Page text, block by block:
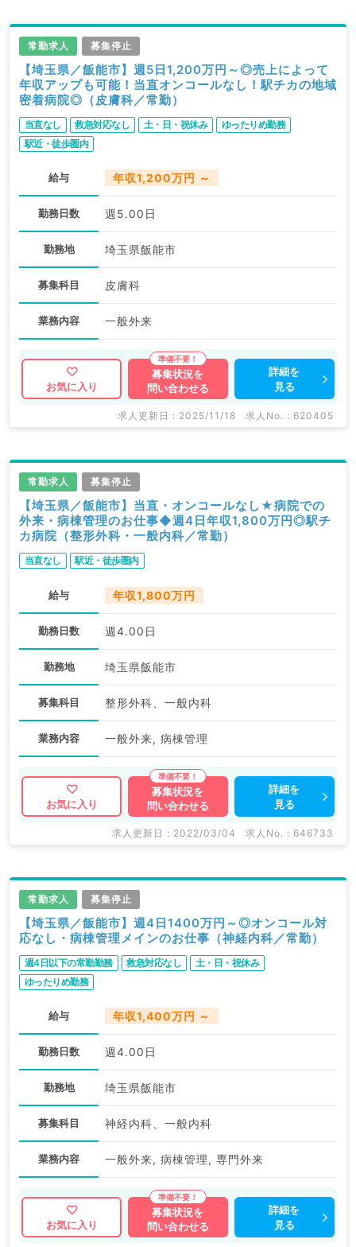
常勤求人 募集停止
【埼玉県／飯能市】週5日1,200万円～◎売上によって
年収アップも可能！当直オンコールなし！駅チカの地域
密着病院◎（皮膚科／常勤）
当直なし 救急対応なし 土・日・祝休み
ゆったりめ勤務
駅近・徒歩圏内
給与 年収1,200万円 ～
勤務日数 週5.00日
勤務地 埼玉県飯能市
募集科目 皮膚科
業務内容 一般外来
お気に入り
募集状況を
問い合わせる
詳細を
見る
求人更新日 : 2025/11/18 求人No. : 620405
常勤求人 募集停止
【埼玉県／飯能市】当直・オンコールなし★病院での
外来・病棟管理のお仕事◆週4日年収1,800万円◎駅チ
カ病院（整形外科・一般内科／常勤）
当直なし 駅近・徒歩圏内
給与 年収1,800万円
勤務日数 週4.00日
勤務地 埼玉県飯能市
募集科目 整形外科、一般内科
業務内容 一般外来, 病棟管理
お気に入り
募集状況を
問い合わせる
詳細を
見る
求人更新日 : 2022/03/04 求人No. : 646733
常勤求人 募集停止
【埼玉県／飯能市】週4日1400万円～◎オンコール対
応なし・病棟管理メインのお仕事（神経内科／常勤）
週4日以下の常勤勤務 救急対応なし
土・日・祝休み
ゆったりめ勤務
給与 年収1,400万円 ～
勤務日数 週4.00日
勤務地 埼玉県飯能市
募集科目 神経内科、一般内科
業務内容 一般外来, 病棟管理, 専門外来
お気に入り
募集状況を
問い合わせる
詳細を
見る